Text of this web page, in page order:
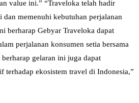
value ini.” “Traveloka telah hadir
dan memenuhi kebutuhan perjalanan
berharap Gebyar Traveloka dapat
perjalanan konsumen setia bersama
gelaran ini juga dapat
terhadap ekosistem travel di Indonesia,”